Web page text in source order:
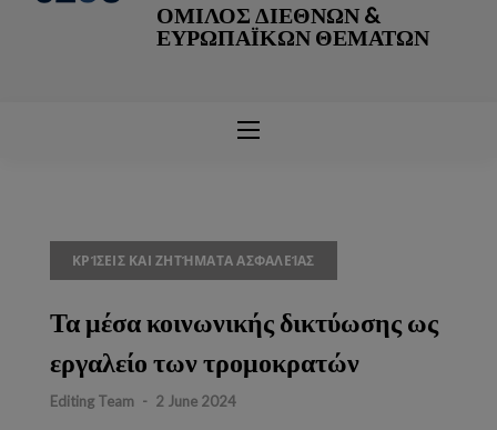
ΟΜΙΛΟΣ ΔΙΕΘΝΩΝ &
ΕΥΡΩΠΑΪΚΩΝ ΘΕΜΑΤΩΝ
ΚΡΊΣΕΙΣ ΚΑΙ ΖΗΤΉΜΑΤΑ ΑΣΦΑΛΕΊΑΣ
Τα μέσα κοινωνικής δικτύωσης ως
εργαλείο των τρομοκρατών
Editing Team - 2 June 2024